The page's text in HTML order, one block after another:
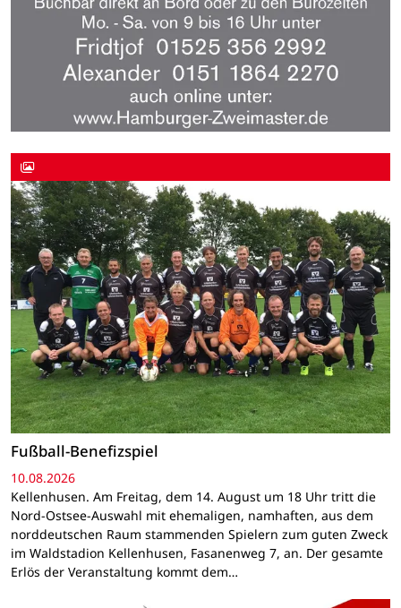
Fußball-Benefizspiel
10.08.2026
Kellenhusen. Am Freitag, dem 14. August um 18 Uhr tritt die
Nord-Ostsee-Auswahl mit ehemaligen, namhaften, aus dem
norddeutschen Raum stammenden Spielern zum guten Zweck
im Waldstadion Kellenhusen, Fasanenweg 7, an. Der gesamte
Erlös der Veranstaltung kommt dem…